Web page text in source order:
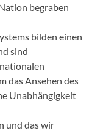
begraben
bilden einen
sind
das Ansehen des
Unabhängigkeit
und das wir